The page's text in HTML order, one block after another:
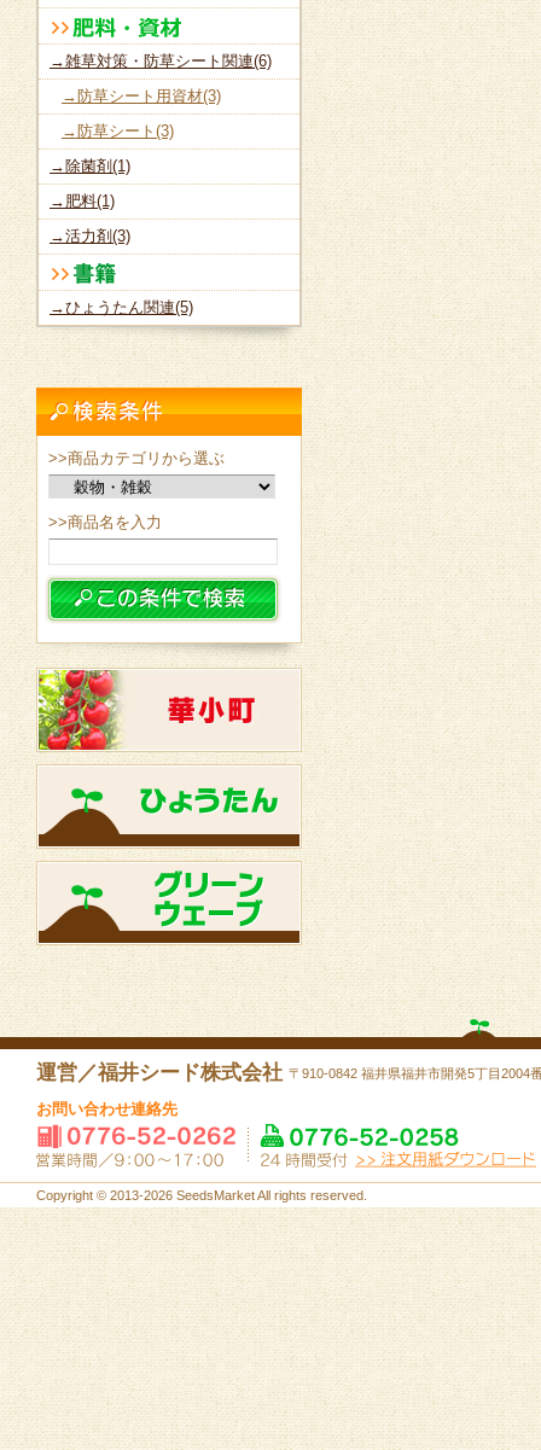
→雑草対策・防草シート関連(6)
→防草シート用資材(3)
→防草シート(3)
→除菌剤(1)
→肥料(1)
→活力剤(3)
→ひょうたん関連(5)
>>商品カテゴリから選ぶ
>>商品名を入力
運営／福井シード株式会社 〒910-0842 福井県福井市開発5丁目2004
お問い合わせ連絡先
Copyright © 2013-2026 SeedsMarket All rights reserved.